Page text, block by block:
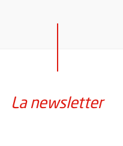
La newsletter